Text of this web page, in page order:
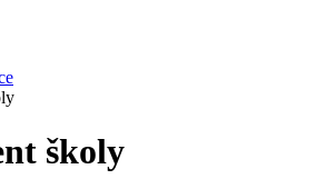
školy